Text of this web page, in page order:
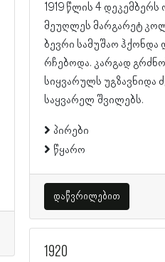
1919 წლის 4
მეუღლეს მარგარეტ
ბევრი სამუშაო
რჩებოდა. კარგად
სიყვარულს უგზავნიდა
საყვარელ შვილებს.
პირები
წყარო
დაწვრილებით
1920